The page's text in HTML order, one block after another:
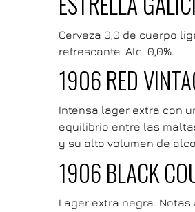
Cerveza 0,0 de cuerpo
refrescante. Alc. 0,0%.
1906 RED
Intensa lager extra con
equilibrio entre las
y su alto volumen de
1906 BLACK
Lager extra negra. Notas